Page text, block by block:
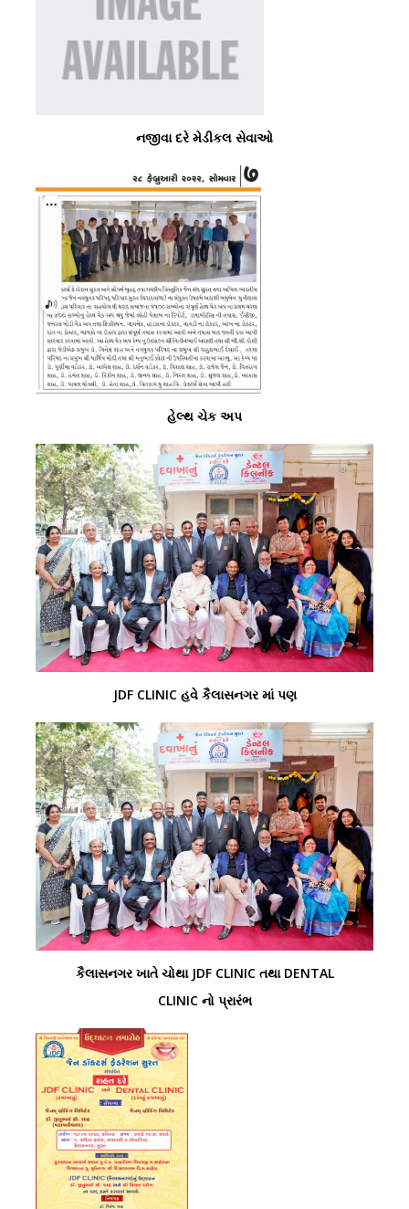
નજીવા દરે મેડીકલ સેવાઓ
હેલ્થ ચેક અપ
JDF CLINIC હવે કૈલાસનગર માં પણ
કૈલાસનગર ખાતે ચોથા JDF CLINIC તથા DENTAL
CLINIC નો પ્રારંભ